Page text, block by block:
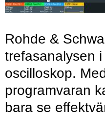
Rohde &
trefasanalysen
oscilloskop.
programvaran
bara se